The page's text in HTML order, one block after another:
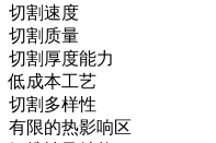
切割速度
切割质量
切割厚度能力
低成本工艺
切割多样性
有限的热影响区